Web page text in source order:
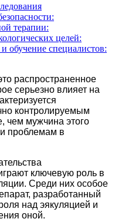
терапии:
целей:
обучение специалистов:
распространенное
серьезно влияет на
контролируемым
чем мужчина этого
проблемам в
ключевую роль в
Среди них особое
разработанный
над эякуляцией и
оной.